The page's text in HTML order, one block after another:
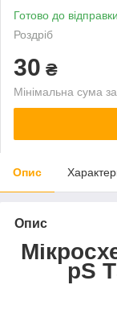
Готово до відправки
Роздріб
30 ₴
Мінімальна сума
Опис
Опис
pS